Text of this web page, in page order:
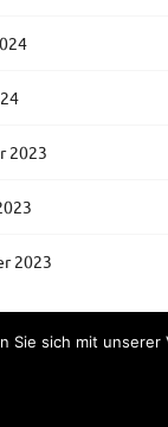
2023
2023
Sie sich mit unserer